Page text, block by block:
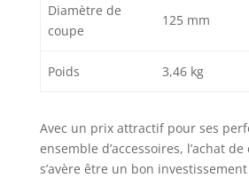
Diamètre de
coupe
125 mm
Poids 3,46 kg
Avec un prix attractif pour ses
ensemble d’accessoires, l’achat
s’avère être un bon